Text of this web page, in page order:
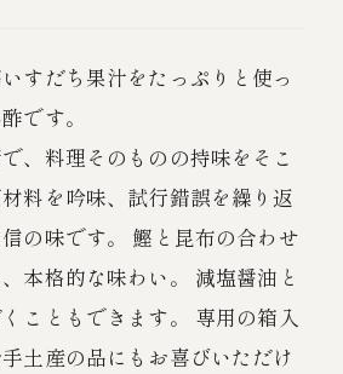
すだち果汁をたっぷりと使っ
です。
、料理そのものの持味をそこ
料を吟味、試行錯誤を繰り返
の味です。 鰹と昆布の合わせ
本格的な味わい。 減塩醤油と
こともできます。 専用の箱入
土産の品にもお喜びいただけ